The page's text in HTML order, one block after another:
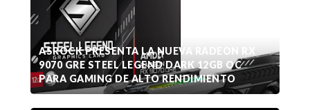
ASROCK PRESENTA LA NUEVA RADEON RX
9070 GRE STEEL LEGEND DARK 12GB OC
PARA GAMING DE ALTO RENDIMIENTO